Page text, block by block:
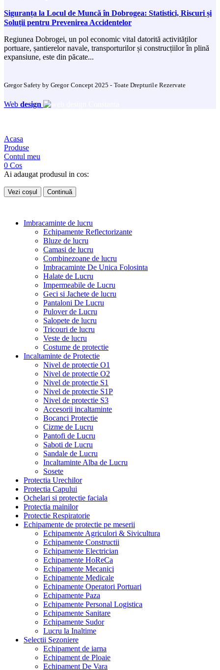
Siguranța la Locul de Muncă în Dobrogea: Statistici, Riscuri și
Soluții pentru Prevenirea Accidentelor
Regiunea Dobrogei, un pol economic vital datorită activităților
portuare, șantierelor navale, transporturilor și construcțiilor în plină
expansiune, este din păcate...
Gregor Safety by Gregor Concept 2025 - Toate Drepturile Rezervate
Web design
Acasa
Produse
Contul meu
0 Cos
Ai adaugat produsul in cos:
Vezi coșul Continuă
Imbracaminte de lucru
Echipamente Reflectorizante
Bluze de lucru
Camasi de lucru
Combinezoane de lucru
Imbracaminte De Unica Folosinta
Halate de Lucru
Impermeabile de Lucru
Geci si Jachete de lucru
Pantaloni De Lucru
Pulover de Lucru
Salopete de lucru
Tricouri de lucru
Veste de lucru
Costume de protectie
Incaltaminte de Protectie
Nivel de protectie O1
Nivel de protectie O2
Nivel de protectie S1
Nivel de protectie S1P
Nivel de protectie S3
Accesorii incaltaminte
Bocanci Protectie
Cizme de Lucru
Pantofi de Lucru
Saboti de Lucru
Sandale de Lucru
Incaltaminte Alba de Lucru
Sosete
Protectia Urechilor
Protectia Capului
Ochelari si protectie faciala
Protectia mainilor
Protectie Respiratorie
Echipamente de protectie pe meserii
Echipamente Agriculori & Sivicultura
Echipamente Constructii
Echipamente Electrician
Echipamente HoReCa
Echipamente Mecanici
Echipamente Medicale
Echipamente Operatori Portuari
Echipamente Paza
Echipamente Personal Logistica
Echipamente Sanitare
Echipamente Sudor
Lucru la Inaltime
Selectii Sezoniere
Echipament de iarna
Echipament de Ploaie
Echipament De Vara